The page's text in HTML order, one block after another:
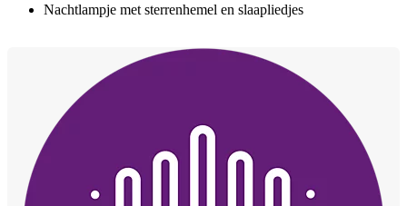
Nachtlampje met sterrenhemel en slaapliedjes